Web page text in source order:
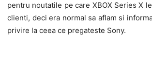
pentru noutatile pe care XBOX Series X
clienti, deci era normal sa aflam si
privire la ceea ce pregateste Sony.